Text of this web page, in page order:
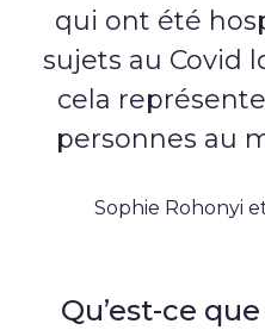
qui ont été
sujets au Covid
cela
personnes au
Sophie Rohonyi
Qu’est-ce